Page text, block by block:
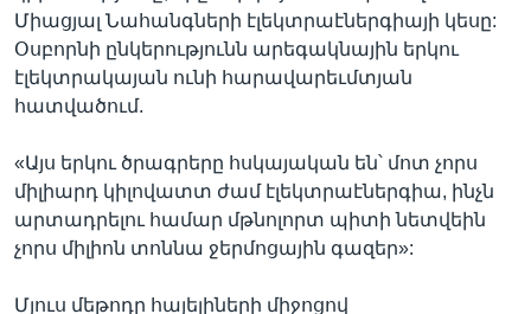
Միացյալ Նահանգների էլեկտրաէներգիայի կեսը:
Օսբորնի ընկերությունն արեգակնային երկու
էլեկտրակայան ունի հարավարեւմտյան
հատվածում.
«Այս երկու ծրագրերը հսկայական են՝ մոտ չորս
միլիարդ կիլովատտ ժամ էլեկտրաէներգիա, ինչն
արտադրելու համար մթնոլորտ պիտի նետվեին
չորս միլիոն տոննա ջերմոցային գազեր»:
Մյուս մեթոդը հայելիների միջոցով